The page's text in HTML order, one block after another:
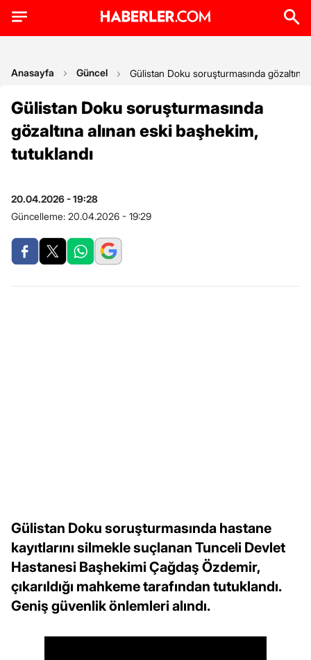
Anasayfa Güncel Gülistan Doku soruşturmasında gözaltına
Gülistan Doku soruşturmasında
gözaltına alınan eski başhekim,
tutuklandı
20.04.2026 - 19:28
Güncelleme: 20.04.2026 - 19:29
Gülistan Doku soruşturmasında hastane
kayıtlarını silmekle suçlanan Tunceli Devlet
Hastanesi Başhekimi Çağdaş Özdemir,
çıkarıldığı mahkeme tarafından tutuklandı.
Geniş güvenlik önlemleri alındı.